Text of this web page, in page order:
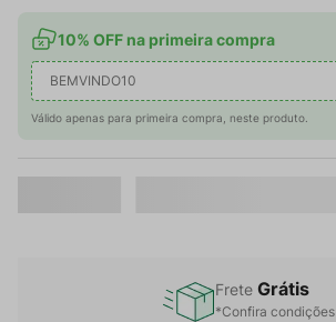
10% OFF na primeira compra
BEMVINDO10
Válido apenas para primeira compra, neste produto.
Frete Grátis
*Confira condições